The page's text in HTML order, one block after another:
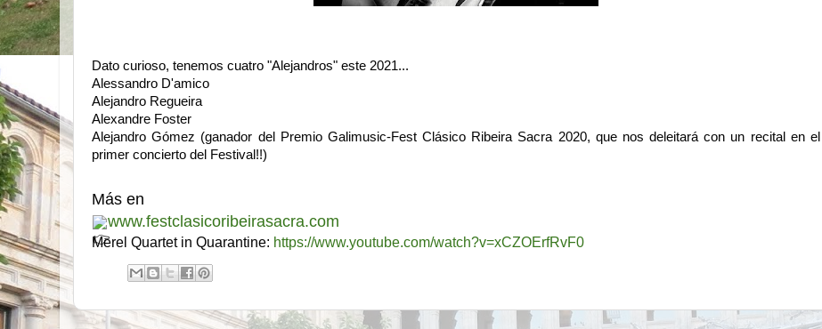
Dato curioso, tenemos cuatro "Alejandros" este 2021...
Alessandro D'amico
Alejandro Regueira
Alexandre Foster
Alejandro Gómez (ganador del Premio Galimusic-Fest Clásico Ribeira Sacra 2020, que nos deleitará con un recital en el
primer concierto del Festival!!)
Más en
www.festclasicoribeirasacra.com
Merel Quartet in Quarantine: https://www.youtube.com/watch?v=xCZOErfRvF0